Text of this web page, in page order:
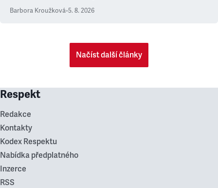
Barbora Kroužková•5. 8. 2026
Načíst další články
Respekt
Redakce
Kontakty
Kodex Respektu
Nabídka předplatného
Inzerce
RSS